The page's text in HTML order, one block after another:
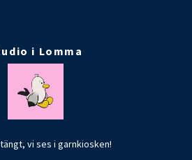
i Lomma
vi ses i garnkiosken!